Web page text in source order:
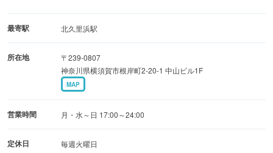
4,500円～
最寄駅 北久里浜駅
所在地
〒239-0807
神奈川県横須賀市根岸町2-20-1 中山ビル1F
MAP
営業時間 月・水～日 17:00～24:00
定休日 毎週火曜日